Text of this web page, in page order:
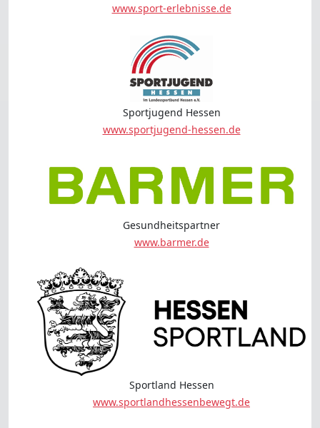
www.sport-erlebnisse.de
Sportjugend Hessen
www.sportjugend-hessen.de
Gesundheitspartner
www.barmer.de
Sportland Hessen
www.sportlandhessenbewegt.de